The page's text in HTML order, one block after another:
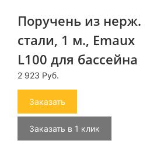
Поручень из нерж.
стали, 1 м., Emaux
L100 для бассейна
2 923 Руб.
Заказать
Заказать в 1 клик